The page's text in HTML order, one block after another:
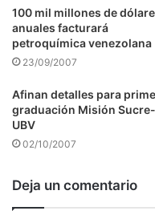
100 mil millones de
anuales facturará
petroquímica venezolana
23/09/2007
Afinan detalles para
graduación Misión Sucre-
UBV
02/10/2007
Deja un comentario